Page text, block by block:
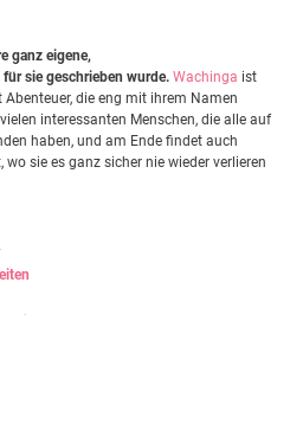
ganz eigene,
sie geschrieben wurde. Wachinga ist
die eng mit ihrem Namen
interessanten Menschen, die alle auf
haben, und am Ende findet auch
sie es ganz sicher nie wieder verlieren